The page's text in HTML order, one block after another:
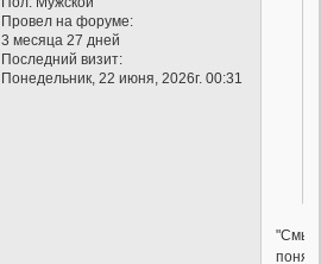
Провел на форуме:
3 месяца 27 дней
Последний визит:
Понедельник, 22 июня, 2026г. 00:31